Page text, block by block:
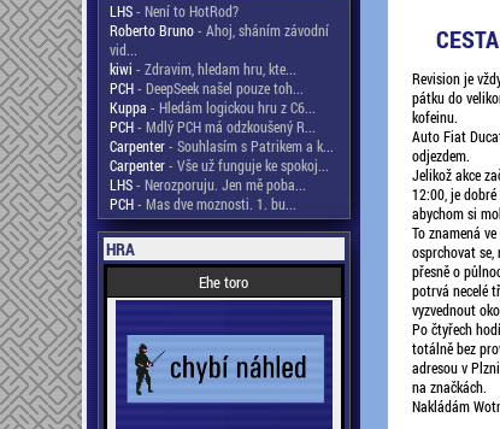
LHS- Není to HotRod?
Roberto Bruno- Ahoj, sháním závodní
vid...
kiwi - Zdravim, hledam hru, kte...
PCH- DeepSeek našel pouze toh...
Kuppa - Hledám logickou hru z C6...
PCH- Mdlý PCH má odzkoušený R...
Carpenter- Souhlasím s Patrikem a k...
Carpenter- Vše už funguje ke spokoj...
LHS- Nerozporuju. Jen mě poba...
PCH- Mas dve moznosti. 1. bu...
HRA
Ehe toro
Revision je
pátku do
kofeinu.
Auto Fiat
odjezdem.
Jelikož akce
12:00, je
abychom si
To znamená
osprchovat
přesně o
potrvá necelé
vyzvednout
Po čtyřech
totálně bez
adresou v
na značkách.
Nakládám